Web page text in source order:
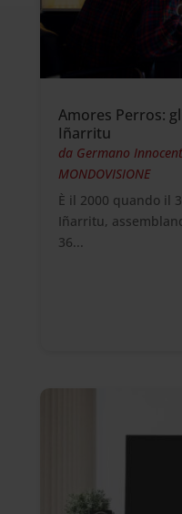
Amores Perros:
Iñarritu
da Germano
MONDOVISIONE
È il 2000 quando il
Iñarritu,
36...